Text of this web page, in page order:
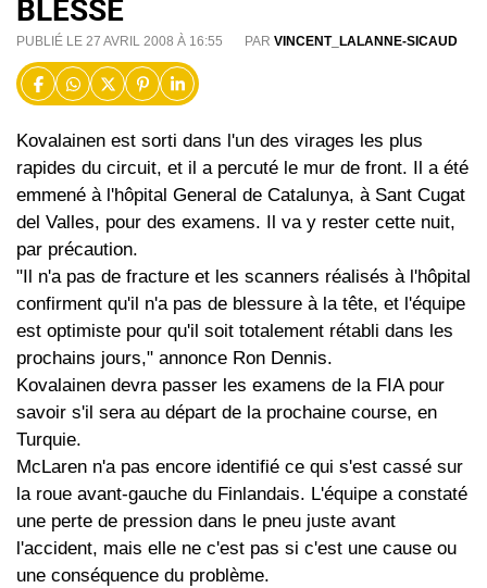
BLESSÉ
PUBLIÉ LE 27 AVRIL 2008 À 16:55 PAR VINCENT_LALANNE-SICAUD
Kovalainen est sorti dans l'un des virages les plus
rapides du circuit, et il a percuté le mur de front. Il a été
emmené à l'hôpital General de Catalunya, à Sant Cugat
del Valles, pour des examens. Il va y rester cette nuit,
par précaution.
"Il n'a pas de fracture et les scanners réalisés à l'hôpital
confirment qu'il n'a pas de blessure à la tête, et l'équipe
est optimiste pour qu'il soit totalement rétabli dans les
prochains jours," annonce Ron Dennis.
Kovalainen devra passer les examens de la FIA pour
savoir s'il sera au départ de la prochaine course, en
Turquie.
McLaren n'a pas encore identifié ce qui s'est cassé sur
la roue avant-gauche du Finlandais. L'équipe a constaté
une perte de pression dans le pneu juste avant
l'accident, mais elle ne c'est pas si c'est une cause ou
une conséquence du problème.